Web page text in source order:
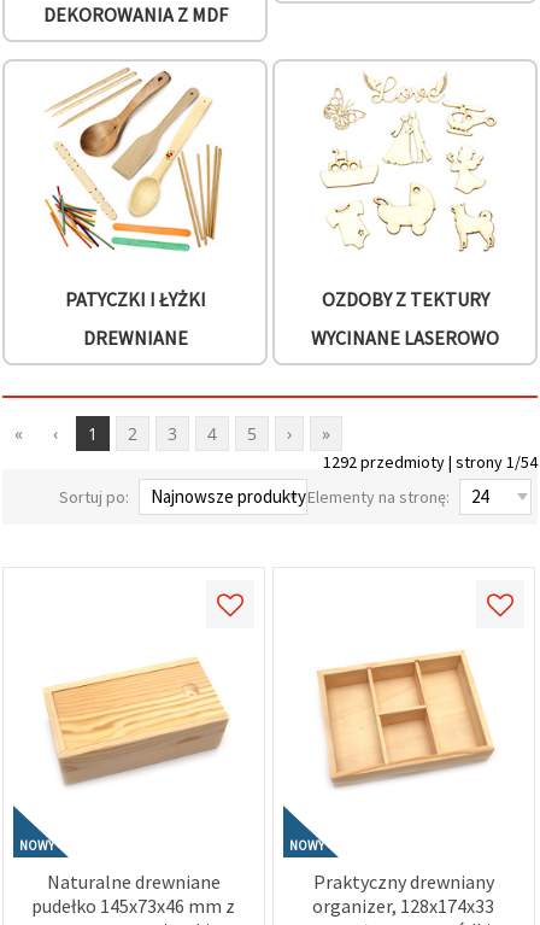
DEKOROWANIA Z MDF
PATYCZKI I ŁYŻKI
DREWNIANE
OZDOBY Z TEKTURY
WYCINANE LASEROWO
« ‹ 1 2 3 4 5 › »
1292 przedmioty | strony 1/54
Sortuj po:
Elementy na stronę:
NOWY
Naturalne drewniane
pudełko 145x73x46 mm z
NOWY
Praktyczny drewniany
organizer, 128x174x33